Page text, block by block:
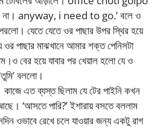
না। anyway, i need to go.’ বলে ও
যেতে যেতে ওর পাছার উপর স্থির হয়ে
ওর পাছার মাঝখানে আমার শক্ত পেনিসটা
বের হয়ে যাবার পর খেয়াল হলো যে ও
বললো।
এত ব্যস্ত ছিলাম যে টের পাইনি কখন
‘আসতে পারি?’ ইশারায় বসতে বললাম
ওভাবে রেখে চলে যাওয়ার জন্য একটু রাগ